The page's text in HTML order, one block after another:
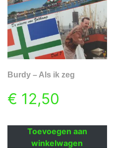
Burdy – Als ik zeg
€ 12,50
Toevoegen aan
winkelwagen